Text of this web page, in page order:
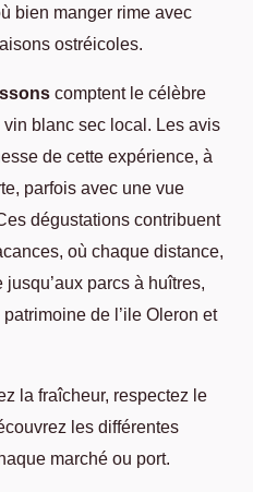
bien manger rime avec
ostréicoles.
comptent le célèbre
blanc sec local. Les avis
de cette expérience, à
parfois avec une vue
dégustations contribuent
où chaque distance,
parcs à huîtres,
de l’ile Oleron et
la fraîcheur, respectez le
les différentes
marché ou port.